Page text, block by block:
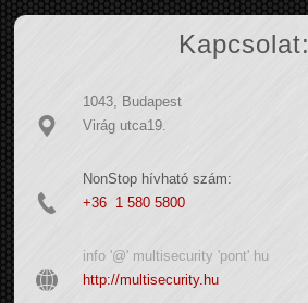
Kapcsolat:
1043, Budapest
Virág utca19.
NonStop hívható szám:
+36 1 580 5800
info '@' multisecurity 'pont' hu
http://multisecurity.hu